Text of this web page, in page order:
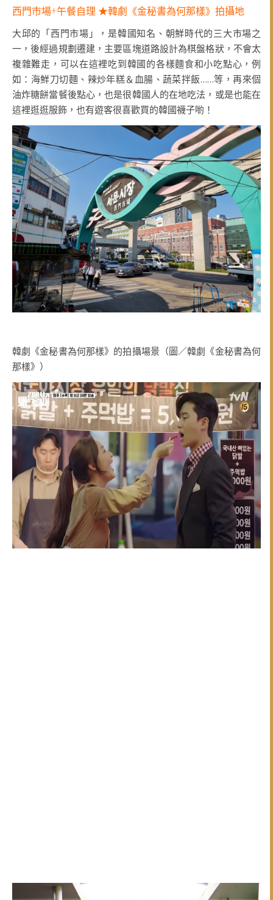
西門市場+午餐自理 ★韓劇《金秘書為何那樣》拍攝地
大邱的「西門市場」，是韓國知名、朝鮮時代的三大市場之
一，後經過規劃遷建，主要區塊道路設計為棋盤格狀，不會太
複雜難走，可以在這裡吃到韓國的各樣麵食和小吃點心，例
如：海鮮刀切麵、辣炒年糕＆血腸、蔬菜拌飯……等，再來個
油炸糖餅當餐後點心，也是很韓國人的在地吃法，或是也能在
這裡逛逛服飾，也有遊客很喜歡買的韓國襪子喲！
韓劇《金秘書為何那樣》的拍攝場景（圖／韓劇《金秘書為何
那樣》）